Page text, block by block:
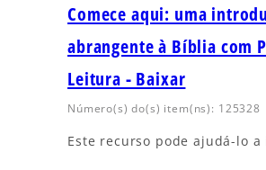
Comece aqui: uma
abrangente à Bíblia com
Leitura - Baixar
Número(s) do(s) item(ns): 125328
Este recurso pode ajudá-lo